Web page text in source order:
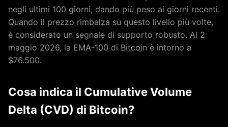
negli ultimi 100 giorni, dando più peso ai giorni recenti.
Quando il prezzo rimbalza su questo livello più volte,
è considerato un segnale di supporto robusto. Al 2
maggio 2026, la EMA-100 di Bitcoin è intorno a
$76.500.
Cosa indica il Cumulative Volume
Delta (CVD) di Bitcoin?